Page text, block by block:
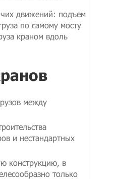
движений: подъем
по самому мосту
краном вдоль
между
и нестандартных
конструкцию, в
только